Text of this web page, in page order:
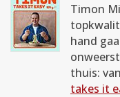
Timon
hand
thuis:
takes it